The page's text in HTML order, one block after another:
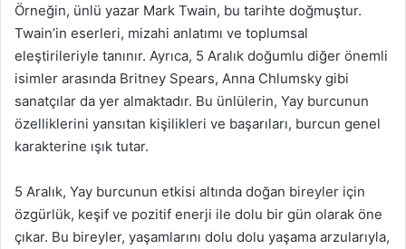
Örneğin, ünlü yazar Mark Twain, bu tarihte doğmuştur.
Twain’in eserleri, mizahi anlatımı ve toplumsal
eleştirileriyle tanınır. Ayrıca, 5 Aralık doğumlu diğer önemli
isimler arasında Britney Spears, Anna Chlumsky gibi
sanatçılar da yer almaktadır. Bu ünlülerin, Yay burcunun
özelliklerini yansıtan kişilikleri ve başarıları, burcun genel
karakterine ışık tutar.
5 Aralık, Yay burcunun etkisi altında doğan bireyler için
özgürlük, keşif ve pozitif enerji ile dolu bir gün olarak öne
çıkar. Bu bireyler, yaşamlarını dolu dolu yaşama arzularıyla,